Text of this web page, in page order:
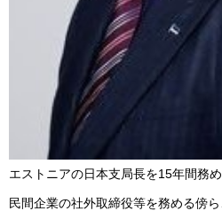
エストニアの日本支局長を15年間務め
民間企業の社外取締役等を務める傍